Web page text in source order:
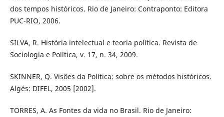
dos tempos históricos. Rio de Janeiro: Contraponto: Editora
PUC-RIO, 2006.
SILVA, R. História intelectual e teoria política. Revista de
Sociologia e Política, v. 17, n. 34, 2009.
SKINNER, Q. Visões da Política: sobre os métodos históricos.
Algés: DIFEL, 2005 [2002].
TORRES, A. As Fontes da vida no Brasil. Rio de Janeiro: